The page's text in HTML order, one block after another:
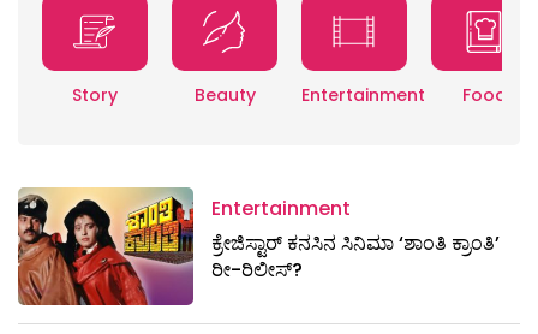
Story Beauty Entertainment Food
Entertainment
ಕ್ರೇಜಿಸ್ಟಾರ್ ಕನಸಿನ ಸಿನಿಮಾ ‘ಶಾಂತಿ ಕ್ರಾಂತಿ’
ರೀ-ರಿಲೀಸ್?